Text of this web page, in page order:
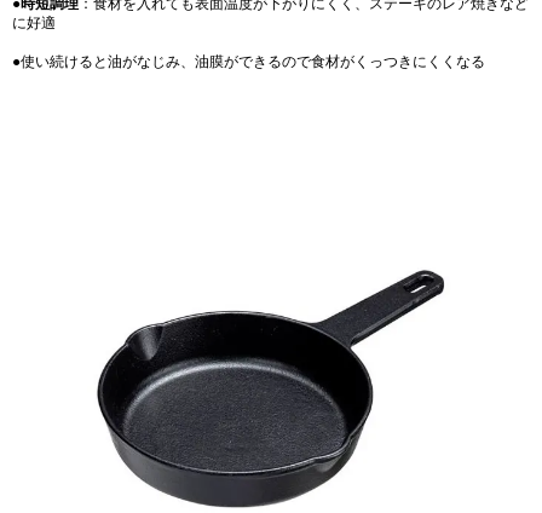
に好適
●使い続けると油がなじみ、油膜ができるので食材がくっつきにくくなる